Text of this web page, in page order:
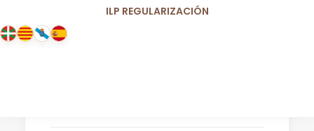
ILP REGULARIZACIÓN